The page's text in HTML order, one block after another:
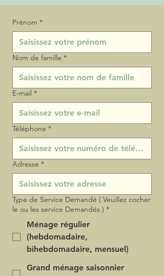
Prénom *
Nom de famille *
E‑mail *
Téléphone *
Adresse *
Type de Service Demandé ( Veuillez cocher
le ou les service Demandés ) *
Ménage régulier
(hebdomadaire,
bihebdomadaire, mensuel)
Grand ménage saisonnier